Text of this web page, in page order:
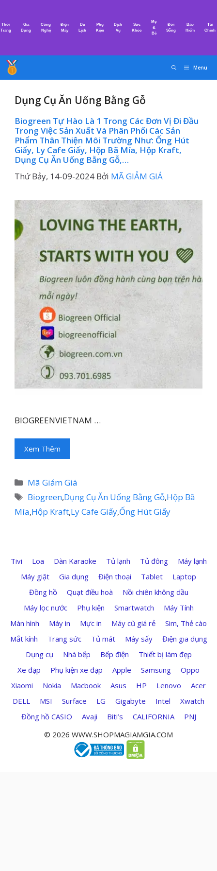
nội
Thời
Trang
Gia
Dụng
Công
Nghệ
Điện
Máy
Du
Lịch
Phụ
Kiện
Dịch
Vụ
Sức
Khỏe
Mẹ
&
Bé
Đời
Sống
Bảo
Hiểm
Tài
Chính
Menu
Dụng Cụ Ăn Uống Bằng Gỗ
Biogreen Tự Hào Là 1 Trong Các Đơn Vị Đi Đầu
Trong Việc Sản Xuất Và Phân Phối Các Sản
Phẩm Thân Thiện Môi Trường Như: Ống Hút
Giấy, Ly Cafe Giấy, Hộp Bã Mía, Hộp Kraft,
Dụng Cụ Ăn Uống Bằng Gỗ,…
Thứ Bảy, 14-09-2024 Bởi MÃ GIẢM GIÁ
BIOGREENVIETNAM …
Xem Thêm
Danh
mục
Mã Giảm Giá
Thẻ
Biogreen,Dụng Cụ Ăn Uống Bằng Gỗ,Hộp Bã
Mía,Hộp Kraft,Ly Cafe Giấy,Ống Hút Giấy
Tivi Loa Dàn Karaoke Tủ lạnh Tủ đông
Máy lạnh
Máy giặt
Gia dụng Điện thoại Tablet
Laptop
Đồng hồ
Quạt điều hoà
Nồi chiên không dầu
Máy lọc nước
Phụ kiện Smartwatch
Máy Tính
Màn hình
Máy in Mực in Máy cũ giá rẻ
Sim, Thẻ cào
Mắt kính
Trang sức Tủ mát Máy sấy
Điện gia dụng
Dụng cụ
Nhà bếp Bếp điện
Thiết bị làm đẹp
Xe đạp
Phụ kiện xe đạp Apple Samsung
Oppo
Xiaomi
Nokia Macbook Asus HP Lenovo
Acer
DELL
MSI Surface LG Gigabyte Intel
Xwatch
Đồng hồ CASIO
Avaji Biti’s CALIFORNIA
PNJ
© 2026 WWW.SHOPMAGIAMGIA.COM